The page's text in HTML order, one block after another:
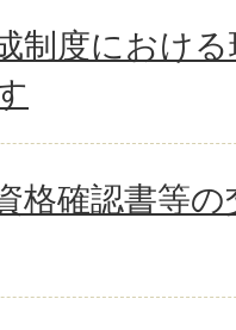
制度におけ
格確認書等